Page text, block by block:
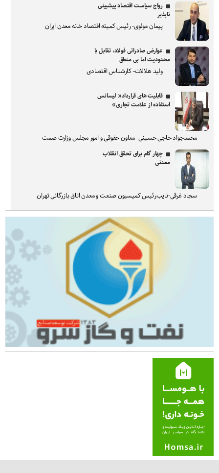
رواج سیاست اقتصاد پیشبینی
ناپذیر
پیمان مولوی- رئیس کمیته اقتصاد خانه معدن ایران
عوارض صادراتی فولاد، تقابل با
محدودیت اما بی منطق
ولید هلالات- کارشناس اقتصادی
قابلیت های قرارداد« لیسانس
استفاده از علامت تجاری»
محمدجواد حاجی حسینی- معاون حقوقی و امور مجلس وزارت صمت
چهار گام برای تحقق انقلاب
معدنی
سجاد غرقی-نایب‌رئیس کمیسیون صنعت و معدن اتاق بازرگانی تهران